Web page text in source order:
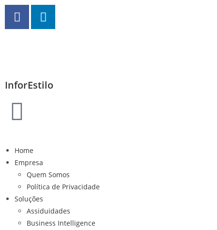
InforEstilo
Home
Empresa
Quem Somos
Política de Privacidade
Soluções
Assiduidades
Business Intelligence